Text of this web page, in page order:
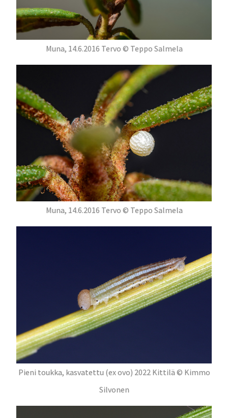
Muna, 14.6.2016 Tervo © Teppo Salmela
Muna, 14.6.2016 Tervo © Teppo Salmela
Pieni toukka, kasvatettu (ex ovo) 2022 Kittilä © Kimmo
Silvonen